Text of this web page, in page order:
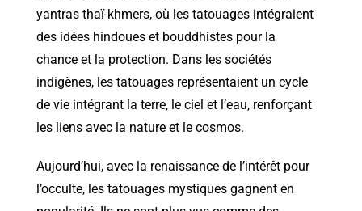
yantras thaï-khmers, où les tatouages intégraient
des idées hindoues et bouddhistes pour la
chance et la protection. Dans les sociétés
indigènes, les tatouages représentaient un cycle
de vie intégrant la terre, le ciel et l’eau, renforçant
les liens avec la nature et le cosmos.
Aujourd’hui, avec la renaissance de l’intérêt pour
l’occulte, les tatouages mystiques gagnent en